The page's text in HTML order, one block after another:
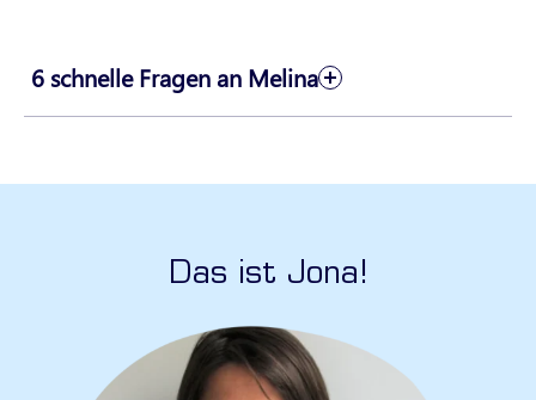
6 schnelle Fragen an Melina
Das ist Jona!